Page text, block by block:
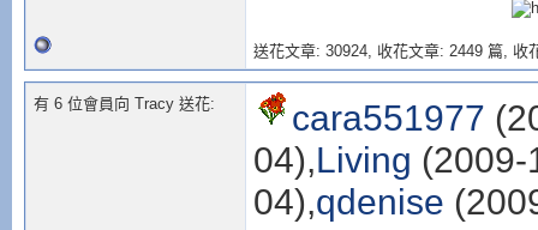
送花文章: 30924, 收花文章: 2449 篇, 收
有 6 位會員向 Tracy 送花: cara551977
04),Living (2009-
04),qdenise